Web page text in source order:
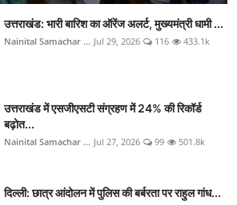
उत्तराखंड: भारी बारिश का ऑरेंज अलर्ट, मुख्यमंत्री धामी ...
Nainital Samachar ... Jul 29, 2026 116 433.1k
उत्तराखंड में एसजीएसटी संग्रहण में 24% की रिकॉर्ड
बढ़ोत...
Nainital Samachar ... Jul 27, 2026 99 501.8k
दिल्ली: छात्र आंदोलन में पुलिस की बर्बरता पर राहुल गांध...